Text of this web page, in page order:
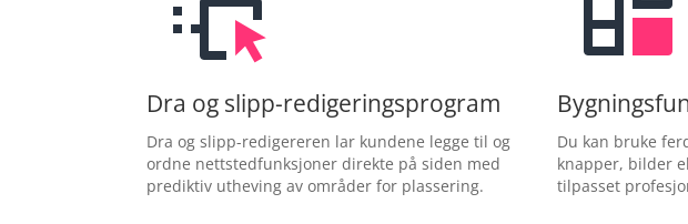
Dra og slipp-redigeringsprogram
Dra og slipp-redigereren lar kundene legge til og
ordne nettstedfunksjoner direkte på siden med
prediktiv utheving av områder for plassering.
Du kan bruke
knapper, bilder
tilpasset